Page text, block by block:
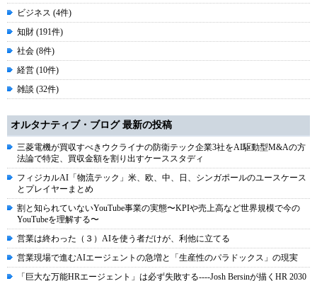
ビジネス (4件)
知財 (191件)
社会 (8件)
経営 (10件)
雑談 (32件)
オルタナティブ・ブログ 最新の投稿
三菱電機が買収すべきウクライナの防衛テック企業3社をAI駆動型M&Aの方
法論で特定、買収金額を割り出すケーススタディ
フィジカルAI「物流テック」米、欧、中、日、シンガポールのユースケース
とプレイヤーまとめ
割と知られていないYouTube事業の実態〜KPIや売上高など世界規模で今の
YouTubeを理解する〜
営業は終わった（３）AIを使う者だけが、利他に立てる
営業現場で進むAIエージェントの急増と「生産性のパラドックス」の現実
「巨大な万能HRエージェント」は必ず失敗する----Josh Bersinが描くHR 2030